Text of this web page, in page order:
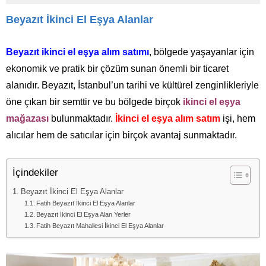
Beyazıt İkinci El Eşya Alanlar
Beyazıt ikinci el eşya alım satımı, bölgede yaşayanlar için
ekonomik ve pratik bir çözüm sunan önemli bir ticaret
alanıdır. Beyazıt, İstanbul’un tarihi ve kültürel zenginlikleriyle
öne çıkan bir semttir ve bu bölgede birçok ikinci el eşya
mağazası bulunmaktadır. İkinci el eşya alım satım işi, hem
alıcılar hem de satıcılar için birçok avantaj sunmaktadır.
İçindekiler
Beyazıt İkinci El Eşya Alanlar
Fatih Beyazıt İkinci El Eşya Alanlar
Beyazıt İkinci El Eşya Alan Yerler
Fatih Beyazıt Mahallesi İkinci El Eşya Alanlar